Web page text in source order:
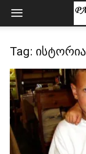
Tag: ისტორია